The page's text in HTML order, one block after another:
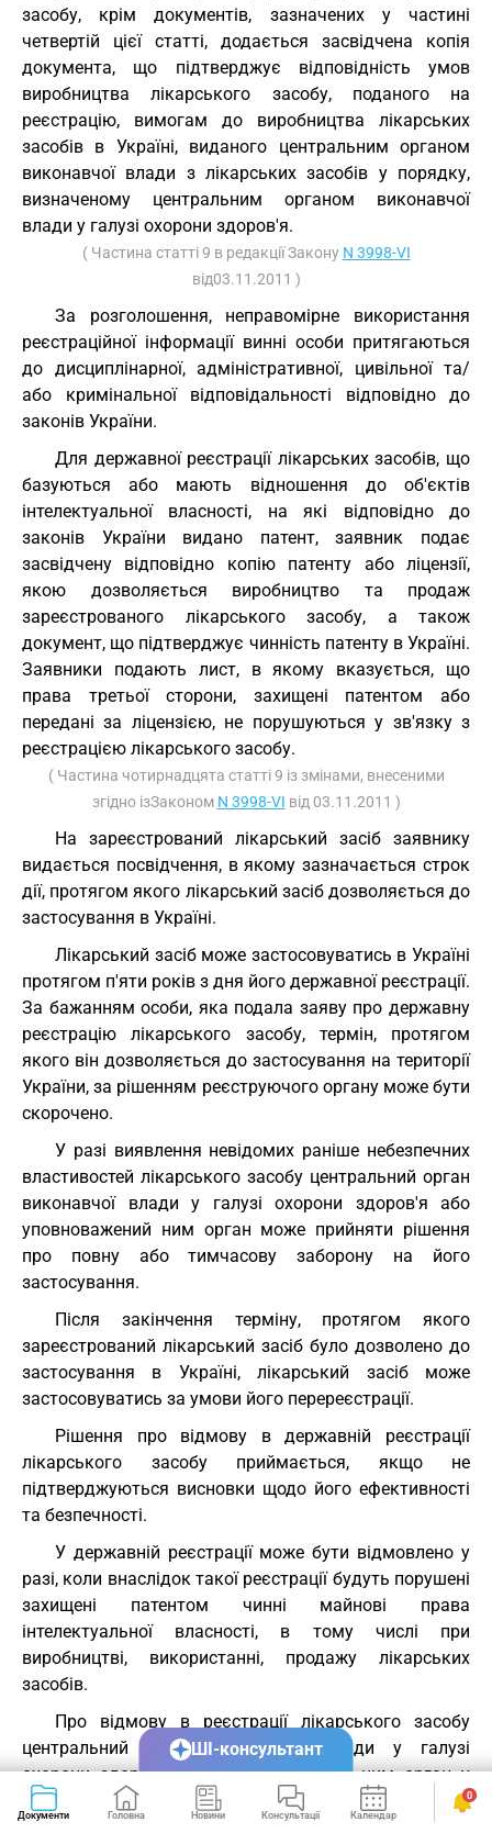
засобу, крім документів, зазначених у частині
четвертій цієї статті, додається засвідчена копія
документа, що підтверджує відповідність умов
виробництва лікарського засобу, поданого на
реєстрацію, вимогам до виробництва лікарських
засобів в Україні, виданого центральним органом
виконавчої влади з лікарських засобів у порядку,
визначеному центральним органом виконавчої
влади у галузі охорони здоров'я.
( Частина статті 9 в редакції Закону N 3998-VI
від03.11.2011 )
За розголошення, неправомірне використання
реєстраційної інформації винні особи притягаються
до дисциплінарної, адміністративної, цивільної та/
або кримінальної відповідальності відповідно до
законів України.
Для державної реєстрації лікарських засобів, що
базуються або мають відношення до об'єктів
інтелектуальної власності, на які відповідно до
законів України видано патент, заявник подає
засвідчену відповідно копію патенту або ліцензії,
якою дозволяється виробництво та продаж
зареєстрованого лікарського засобу, а також
документ, що підтверджує чинність патенту в Україні.
Заявники подають лист, в якому вказується, що
права третьої сторони, захищені патентом або
передані за ліцензією, не порушуються у зв'язку з
реєстрацією лікарського засобу.
( Частина чотирнадцята статті 9 із змінами, внесеними
згідно ізЗаконом N 3998-VI від 03.11.2011 )
На зареєстрований лікарський засіб заявнику
видається посвідчення, в якому зазначається строк
дії, протягом якого лікарський засіб дозволяється до
застосування в Україні.
Лікарський засіб може застосовуватись в Україні
протягом п'яти років з дня його державної реєстрації.
За бажанням особи, яка подала заяву про державну
реєстрацію лікарського засобу, термін, протягом
якого він дозволяється до застосування на території
України, за рішенням реєструючого органу може бути
скорочено.
У разі виявлення невідомих раніше небезпечних
властивостей лікарського засобу центральний орган
виконавчої влади у галузі охорони здоров'я або
уповноважений ним орган може прийняти рішення
про повну або тимчасову заборону на його
застосування.
Після закінчення терміну, протягом якого
зареєстрований лікарський засіб було дозволено до
застосування в Україні, лікарський засіб може
застосовуватись за умови його перереєстрації.
Рішення про відмову в державній реєстрації
лікарського засобу приймається, якщо не
підтверджуються висновки щодо його ефективності
та безпечності.
У державній реєстрації може бути відмовлено у
разі, коли внаслідок такої реєстрації будуть порушені
захищені патентом чинні майнові права
інтелектуальної власності, в тому числі при
виробництві, використанні, продажу лікарських
засобів.
Про відмову в реєстрації лікарського засобу
центральний орган виконавчої влади у галузі
охорони здоров'я або уповноважений ним орган у
десятиденний строк надсилає заявнику письмову
мотивовану відповідь. Рішення про відмову може
Документи Головна Новини Консультації Календар Сервіси
0
ШІ-консультант